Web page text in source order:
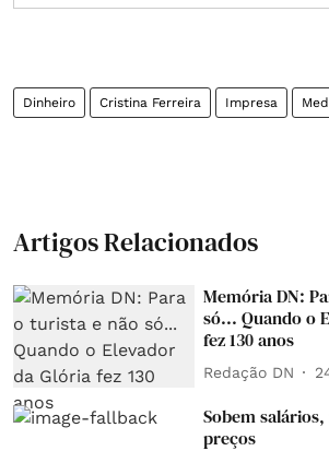
Dinheiro Cristina Ferreira Impresa
Artigos Relacionados
Memória DN:
só... Quando o
fez 130 anos
Redação DN
Sobem
preços